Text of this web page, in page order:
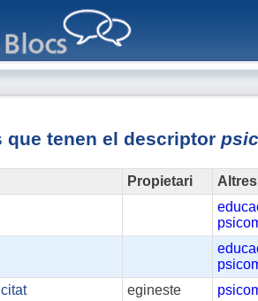
que tenen el descriptor
Propietari
egineste